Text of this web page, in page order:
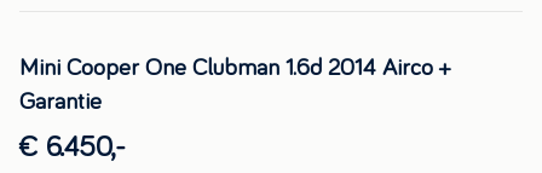
Mini Cooper One Clubman 1.6d 2014 Airco +
Garantie
€ 6.450,-